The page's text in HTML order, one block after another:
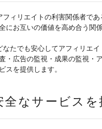
フィリエイトの利害関係者で
にお互いの価値を高め合う関
なたでも安心してアフィリエ
・広告の監視・成果の監視・
スを提供します。
全なサービス